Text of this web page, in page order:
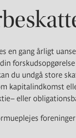
en gang årligt
du undgå store
kapitalindkomst
eller